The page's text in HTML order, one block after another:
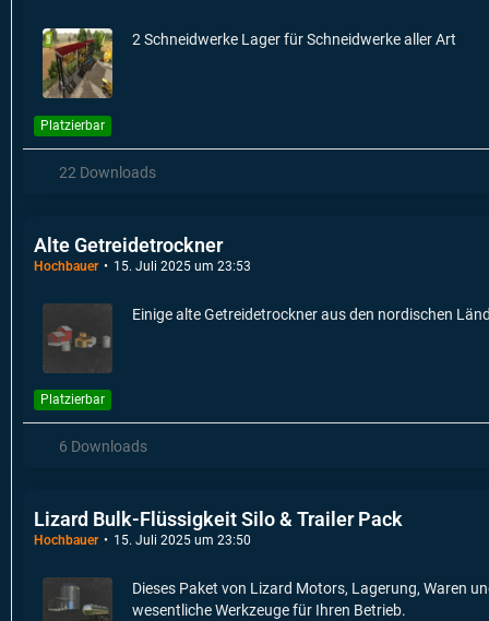
2 Schneidwerke Lager für Schneidwerke aller Art
Platzierbar
22 Downloads
Alte Getreidetrockner
Hochbauer 15. Juli 2025 um 23:53
Einige alte Getreidetrockner aus den nordischen
Platzierbar
6 Downloads
Lizard Bulk-Flüssigkeit Silo & Trailer Pack
Hochbauer 15. Juli 2025 um 23:50
Dieses Paket von Lizard Motors, Lagerung, Waren
wesentliche Werkzeuge für Ihren Betrieb.